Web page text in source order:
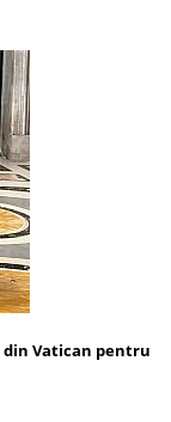
Vatican pentru